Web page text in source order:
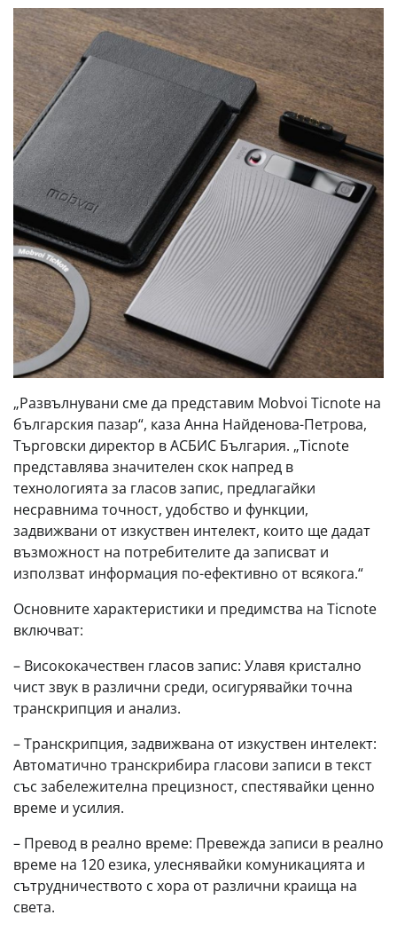
„Развълнувани сме да представим Mobvoi Ticnote на
българския пазар“, каза Анна Найденова-Петрова,
Търговски директор в АСБИС България. „Ticnote
представлява значителен скок напред в
технологията за гласов запис, предлагайки
несравнима точност, удобство и функции,
задвижвани от изкуствен интелект, които ще дадат
възможност на потребителите да записват и
използват информация по-ефективно от всякога.“
Основните характеристики и предимства на Ticnote
включват:
– Висококачествен гласов запис: Улавя кристално
чист звук в различни среди, осигурявайки точна
транскрипция и анализ.
– Транскрипция, задвижвана от изкуствен интелект:
Автоматично транскрибира гласови записи в текст
със забележителна прецизност, спестявайки ценно
време и усилия.
– Превод в реално време: Превежда записи в реално
време на 120 езика, улеснявайки комуникацията и
сътрудничеството с хора от различни краища на
света.